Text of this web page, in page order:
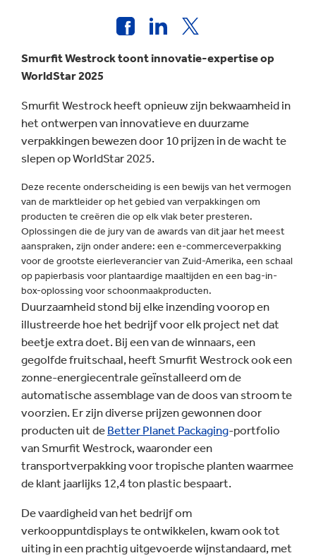
Smurfit Westrock toont innovatie-expertise op
WorldStar 2025
Smurfit Westrock heeft opnieuw zijn bekwaamheid in
het ontwerpen van innovatieve en duurzame
verpakkingen bewezen door 10 prijzen in de wacht te
slepen op WorldStar 2025.
Deze recente onderscheiding is een bewijs van het vermogen
van de marktleider op het gebied van verpakkingen om
producten te creëren die op elk vlak beter presteren.
Oplossingen die de jury van de awards van dit jaar het meest
aanspraken, zijn onder andere: een e-commerceverpakking
voor de grootste eierleverancier van Zuid-Amerika, een schaal
op papierbasis voor plantaardige maaltijden en een bag-in-
box-oplossing voor schoonmaakproducten.
Duurzaamheid stond bij elke inzending voorop en
illustreerde hoe het bedrijf voor elk project net dat
beetje extra doet. Bij een van de winnaars, een
gegolfde fruitschaal, heeft Smurfit Westrock ook een
zonne-energiecentrale geïnstalleerd om de
automatische assemblage van de doos van stroom te
voorzien. Er zijn diverse prijzen gewonnen door
producten uit de Better Planet Packaging-portfolio
van Smurfit Westrock, waaronder een
transportverpakking voor tropische planten waarmee
de klant jaarlijks 12,4 ton plastic bespaart.
De vaardigheid van het bedrijf om
verkooppuntdisplays te ontwikkelen, kwam ook tot
uiting in een prachtig uitgevoerde wijnstandaard, met